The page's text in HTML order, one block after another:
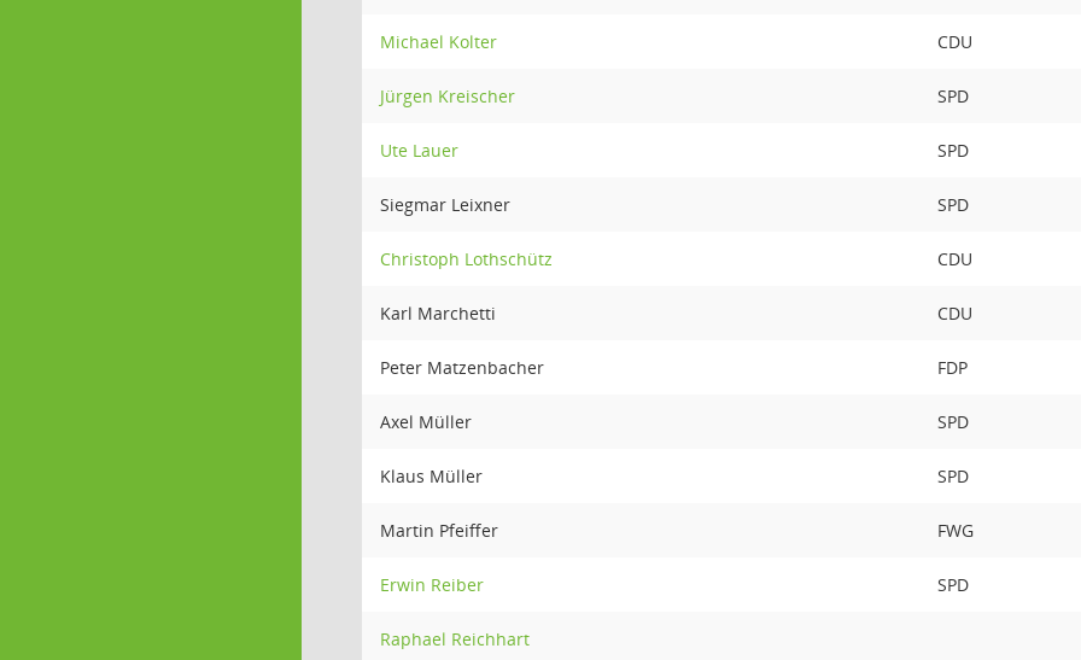
Michael Kolter CDU
Jürgen Kreischer SPD
Ute Lauer SPD
Siegmar Leixner SPD
Christoph Lothschütz CDU
Karl Marchetti CDU
Peter Matzenbacher FDP
Axel Müller SPD
Klaus Müller SPD
Martin Pfeiffer FWG
Erwin Reiber SPD
Raphael Reichhart